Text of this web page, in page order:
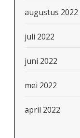
augustus 2022
juli 2022
juni 2022
mei 2022
april 2022